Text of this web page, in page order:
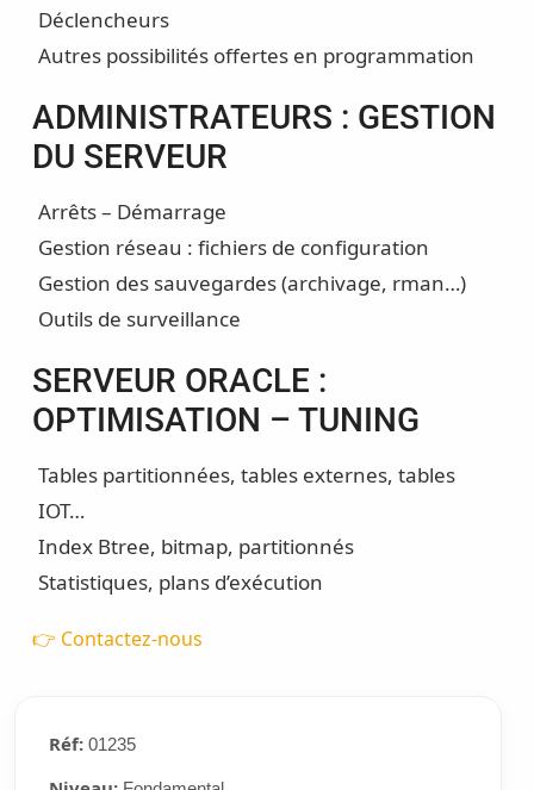
Déclencheurs
Autres possibilités offertes en programmation
ADMINISTRATEURS : GESTION
DU SERVEUR
Arrêts – Démarrage
Gestion réseau : fichiers de configuration
Gestion des sauvegardes (archivage, rman…)
Outils de surveillance
SERVEUR ORACLE :
OPTIMISATION – TUNING
Tables partitionnées, tables externes, tables
IOT…
Index Btree, bitmap, partitionnés
Statistiques, plans d’exécution
👉 Contactez-nous
Réf:01235